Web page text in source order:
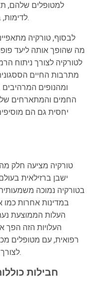
למטופלים שלהם,
לדימות, בציוד ניתוחי ובמתקנים רפואיים.
לבסוף, טורקיה
מה שהופך אותה ליעד
לטורקיה לצורך ניתוח
מתרבות החיים
ומהנופים
החמים והמתארחים של
יחסית גם הם
טורקיה מציעה חלק
במדינות אחרות כמו
העלויות הזה הפך
רפואית, עם מטופלים
לצורך ניתוח קוסמטי במחירים נגישים.
חבילות